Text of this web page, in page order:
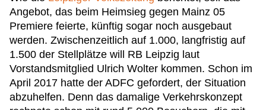
Angebot, das beim Heimsieg gegen Mainz 05
Premiere feierte, künftig sogar noch ausgebaut
werden. Zwischenzeitlich auf 1.000, langfristig auf
1.500 der Stellplätze will RB Leipzig laut
Vorstandsmitglied Ulrich Wolter kommen. Schon im
April 2017 hatte der ADFC gefordert, der Situation
abzuhelfen. Denn das damalige Verkehrskonzept